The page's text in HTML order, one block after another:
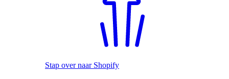
Stap over naar Shopify